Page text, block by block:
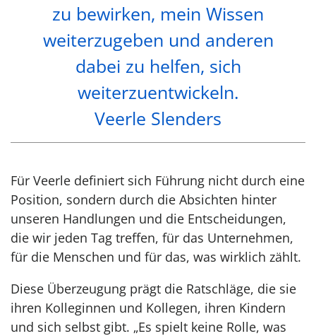
zu bewirken, mein Wissen
weiterzugeben und anderen
dabei zu helfen, sich
weiterzuentwickeln.
Veerle Slenders
Für Veerle definiert sich Führung nicht durch eine
Position, sondern durch die Absichten hinter
unseren Handlungen und die Entscheidungen,
die wir jeden Tag treffen, für das Unternehmen,
für die Menschen und für das, was wirklich zählt.
Diese Überzeugung prägt die Ratschläge, die sie
ihren Kolleginnen und Kollegen, ihren Kindern
und sich selbst gibt. „Es spielt keine Rolle, was